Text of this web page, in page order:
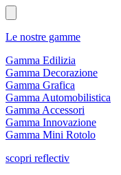
Le nostre gamme
Gamma Edilizia
Gamma Decorazione
Gamma Grafica
Gamma Automobilistica
Gamma Accessori
Gamma Innovazione
Gamma Mini Rotolo
scopri reflectiv